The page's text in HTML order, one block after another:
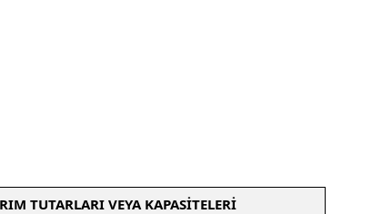
TUTARLARI VEYA KAPASİTELERİ